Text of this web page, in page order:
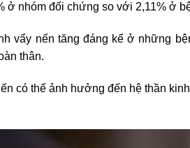
ở nhóm đối chứng so với 2,11% ở
vẩy nến tăng đáng kể ở những
thân.
có thể ảnh hưởng đến hệ thần